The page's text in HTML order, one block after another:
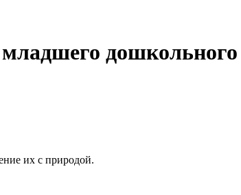
дошкольного
их с природой.